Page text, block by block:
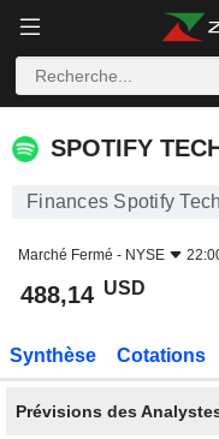
SPOTIFY
SPOTIFY
Finances Spotify
Marché Fermé - NYSE
488,14 USD
Synthèse Cotations
Prévisions des